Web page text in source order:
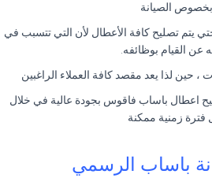
بخصوص الصيانة
يتم تصليح كافة الأعطال لأن التي تتسبب في
عن القيام بوظائفه.
اعطال باساب فاقوس بجودة عالية في خلال
فترة زمنية ممكنة
باساب الرسمي